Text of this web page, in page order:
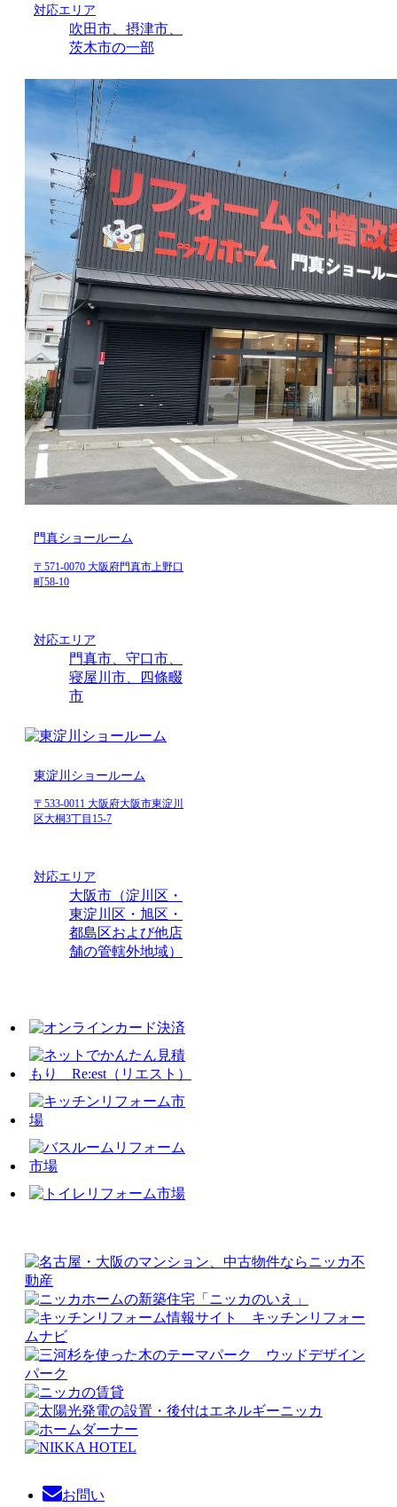
対応エリア
吹田市、摂津市、
茨木市の一部
門真ショールーム
〒571-0070 大阪府門真市上野口
町58-10
対応エリア
門真市、守口市、
寝屋川市、四條畷
市
東淀川ショールーム
〒533-0011 大阪府大阪市東淀川
区大桐3丁目15-7
対応エリア
大阪市（淀川区・
東淀川区・旭区・
都島区および他店
舗の管轄外地域）
お問い